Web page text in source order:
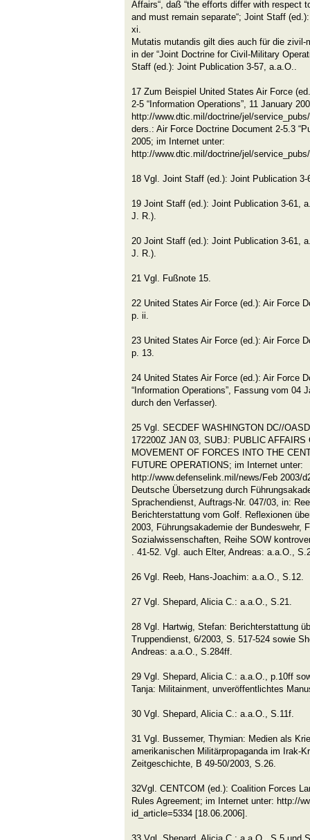
Affairs“, daß “the efforts differ with respect
and must remain separate“; Joint Staff
xi.
Mutatis mutandis gilt dies auch für die
in der “Joint Doctrine for Civil-Military
Staff (ed.): Joint Publication 3-57, a.a.O..
17 Zum Beispiel United States Air Force
2-5 “Information Operations”, 11 January
http://www.dtic.mil/doctrine/jel/
ders.: Air Force Doctrine Document 2-5.3
2005; im Internet unter:
http://www.dtic.mil/doctrine/jel/
18 Vgl. Joint Staff (ed.): Joint Publication
19 Joint Staff (ed.): Joint Publication 3-61,
J. R.).
20 Joint Staff (ed.): Joint Publication 3-61,
J. R.).
21 Vgl. Fußnote 15.
22 United States Air Force (ed.): Air Force
p. ii.
23 United States Air Force (ed.): Air Force
p. 13.
24 United States Air Force (ed.): Air Force
“Information Operations”, Fassung vom 04
durch den Verfasser).
25 Vgl. SECDEF WASHINGTON DC//
172200Z JAN 03, SUBJ: PUBLIC AFFAIRS
MOVEMENT OF FORCES INTO THE
FUTURE OPERATIONS; im Internet unter:
http://www.defenselink.mil/news/Feb 2003/
Deutsche Übersetzung durch
Sprachendienst, Auftrags-Nr. 047/03, in:
Berichterstattung vom Golf. Reflexionen
2003, Führungsakademie der Bundeswehr,
Sozialwissenschaften, Reihe SOW
. 41-52. Vgl. auch Elter, Andreas: a.a.O.,
26 Vgl. Reeb, Hans-Joachim: a.a.O., S.12.
27 Vgl. Shepard, Alicia C.: a.a.O., S.21.
28 Vgl. Hartwig, Stefan: Berichterstattung
Truppendienst, 6/2003, S. 517-524 sowie
Andreas: a.a.O., S.284ff.
29 Vgl. Shepard, Alicia C.: a.a.O., p.10ff
Tanja: Militainment, unveröffentlichtes
30 Vgl. Shepard, Alicia C.: a.a.O., S.11f.
31 Vgl. Bussemer, Thymian: Medien als
amerikanischen Militärpropaganda im Irak-
Zeitgeschichte, B 49-50/2003, S.26.
32Vgl. CENTCOM (ed.): Coalition Forces
Rules Agreement; im Internet unter: http://
id_article=5334 [18.06.2006].